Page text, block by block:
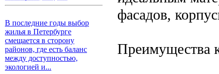
В последние годы выбор
жилья в Петербурге
смещается в сторону
районов, где есть баланс
между доступностью,
экологией и...
фасадов,
Преимущества